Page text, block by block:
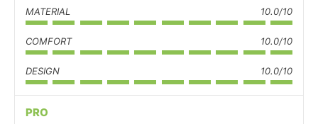
MATERIAL 10.0/10
COMFORT 10.0/10
DESIGN 10.0/10
PRO